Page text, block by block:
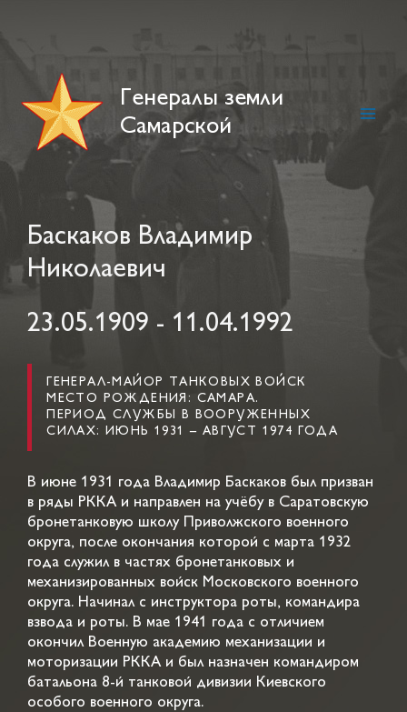
Генералы земли
Самарской
Баскаков Владимир
Николаевич
23.05.1909 - 11.04.1992
ГЕНЕРАЛ-МАЙОР ТАНКОВЫХ ВОЙСК
МЕСТО РОЖДЕНИЯ: САМАРА.
ПЕРИОД СЛУЖБЫ В ВООРУЖЕННЫХ
СИЛАХ: ИЮНЬ 1931 – АВГУСТ 1974 ГОДА
В июне 1931 года Владимир Баскаков был призван
в ряды РККА и направлен на учёбу в Саратовскую
бронетанковую школу Приволжского военного
округа, после окончания которой с марта 1932
года служил в частях бронетанковых и
механизированных войск Московского военного
округа. Начинал с инструктора роты, командира
взвода и роты. В мае 1941 года с отличием
окончил Военную академию механизации и
моторизации РККА и был назначен командиром
батальона 8-й танковой дивизии Киевского
особого военного округа.